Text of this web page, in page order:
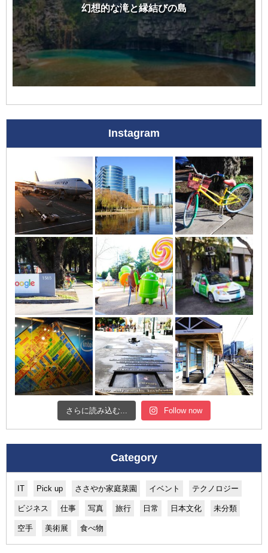
幻想的な滝と縁結びの島
Instagram
さらに読み込む... Follow now
Category
IT Pick up ささやか家庭菜園 イベント テクノロジー
ビジネス 仕事 写真 旅行 日常 日本文化 未分類
空手 美術展 食べ物